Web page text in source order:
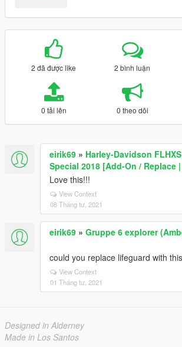
2 đã được like 2 bình luận
0 tải lên 0 theo dõi
eirik69 » Harley-Davidson
Special 2018 [Add-On / Replace
Love this!!!
View Context
08 Tháng tư, 2021
eirik69 » Gruppe 6 explorer
could you replace lifeguard with this
View Context
01 Tháng tư, 2021
Designed in Alderney
Made in Los Santos